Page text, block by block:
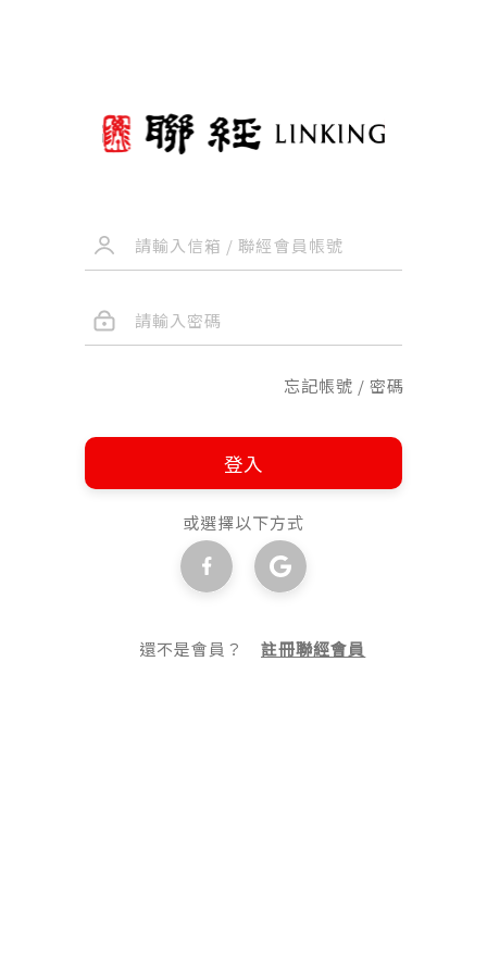
忘記帳號 / 密碼
登入
或選擇以下方式
還不是會員？註冊聯經會員